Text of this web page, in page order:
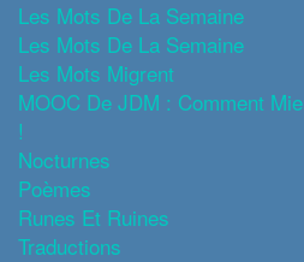
Les Mots De La Semaine
Les Mots De La Semaine
Les Mots Migrent
MOOC De JDM : Comment
!
Nocturnes
Poèmes
Runes Et Ruines
Traductions